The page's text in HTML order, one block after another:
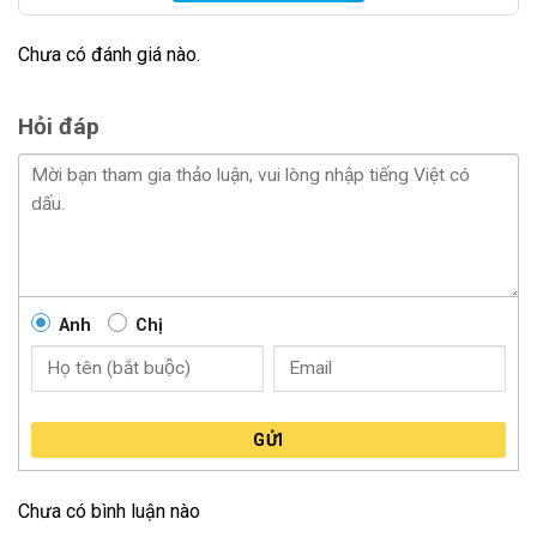
và gọn nhẹ, phù hợp với không gian trong cabin của ô
tô. Kích thước màn hình phù hợp với các yêu cầu lắp
đặt trong xe, không chiếm quá nhiều không gian.
Việc có một màn hình lớn và rõ nét trong xe ô tô giúp
Hiển thị trên Màn hình Ô tô Zestech Z500 New
Chưa có đánh giá nào.
Hỏi đáp
Anh Chị
GỬI
Chưa có bình luận nào